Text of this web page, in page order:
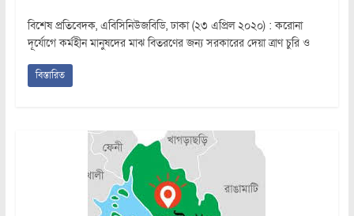
বিশেষ প্রতিবেদক, এবিসিনিউজবিডি, ঢাকা (২৩ এপ্রিল ২০২০) : করোনা
দূর্যোগে কর্মহীন মানুষদের মাঝ বিতরণের জন্য সরকারের দেয়া ত্রাণ চুরি ও
বিস্তারিত